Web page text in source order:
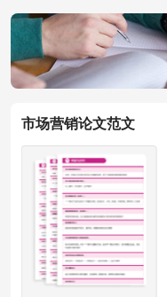
市场营销论文范文